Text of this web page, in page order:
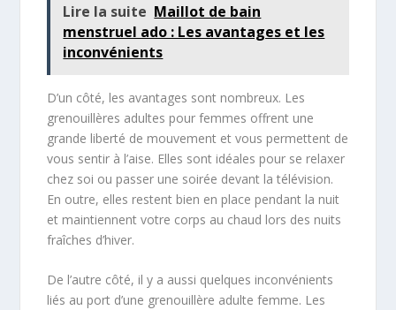
Lire la suite Maillot de bain
menstruel ado : Les avantages et les
inconvénients
D’un côté, les avantages sont nombreux. Les
grenouillères adultes pour femmes offrent une
grande liberté de mouvement et vous permettent de
vous sentir à l’aise. Elles sont idéales pour se relaxer
chez soi ou passer une soirée devant la télévision.
En outre, elles restent bien en place pendant la nuit
et maintiennent votre corps au chaud lors des nuits
fraîches d’hiver.
De l’autre côté, il y a aussi quelques inconvénients
liés au port d’une grenouillère adulte femme. Les